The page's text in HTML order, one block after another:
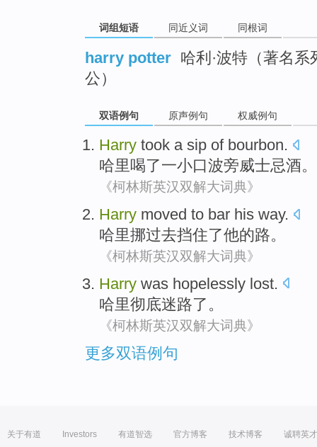
词组短语 同近义词 同根词
harry potter 哈利·波特（著名
公）
双语例句 原声例句 权威例句
Harry took a sip of bourbon.
哈里喝了一小口波旁威士忌酒。
《柯林斯英汉双解大词典》
Harry moved to bar his way.
哈里挪过去挡住了他的路。
《柯林斯英汉双解大词典》
Harry was hopelessly lost.
哈里彻底迷路了。
《柯林斯英汉双解大词典》
更多双语例句
关于有道 Investors 有道智选 官方博客 技术博客 诚聘英才